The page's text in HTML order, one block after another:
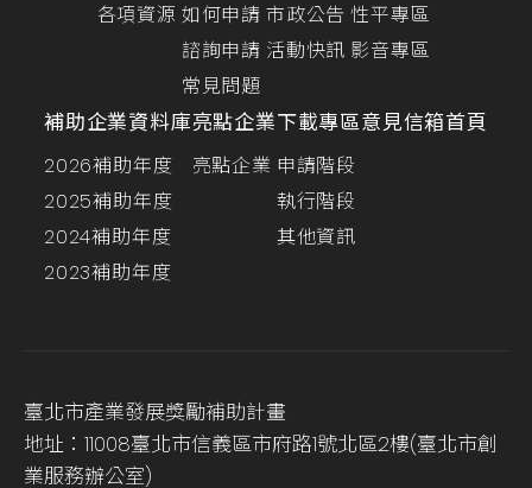
各項資源 如何申請
諮詢申請
常見問題
市政公告
活動快訊
性平專區
影音專區
補助企業資料庫
2026補助年度
2025補助年度
2024補助年度
2023補助年度
亮點企業
亮點企業
下載專區
申請階段
執行階段
其他資訊
意見信箱首頁
臺北市產業發展獎勵補助計畫
地址：11008臺北市信義區市府路1號北區2樓(臺北市創
業服務辦公室)